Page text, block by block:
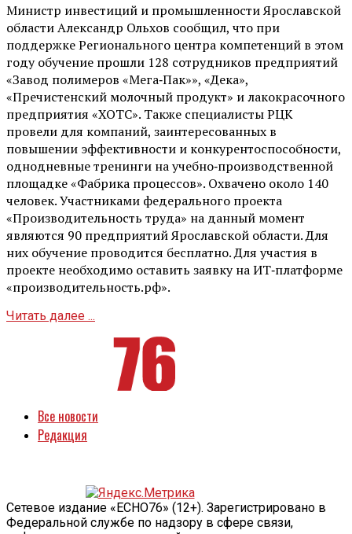
Министр инвестиций и промышленности Ярославской
области Александр Ольхов сообщил, что при
поддержке Регионального центра компетенций в этом
году обучение прошли 128 сотрудников предприятий
«Завод полимеров «Мега‑Пак»», «Дека»,
«Пречистенский молочный продукт» и лакокрасочного
предприятия «ХОТС». Также специалисты РЦК
провели для компаний, заинтересованных в
повышении эффективности и конкурентоспособности,
однодневные тренинги на учебно‑производственной
площадке «Фабрика процессов». Охвачено около 140
человек. Участниками федерального проекта
«Производительность труда» на данный момент
являются 90 предприятий Ярославской области. Для
них обучение проводится бесплатно. Для участия в
проекте необходимо оставить заявку на ИТ‑платформе
«производительность.рф».
Читать далее ...
Все новости
Редакция
Сетевое издание «ECHO76» (12+). Зарегистрировано в
Федеральной службе по надзору в сфере связи,